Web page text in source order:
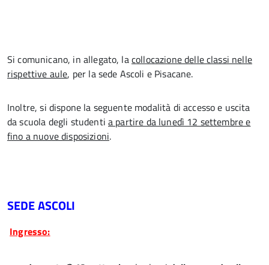
Si comunicano, in allegato, lacollocazione delle classi nelle
rispettive aule, per la sede Ascoli e Pisacane.
Inoltre, si dispone la seguente modalità di accesso e uscita
da scuola degli studentia partire da lunedì 12 settembre e
fino a nuove disposizioni.
SEDE ASCOLI
Ingresso: